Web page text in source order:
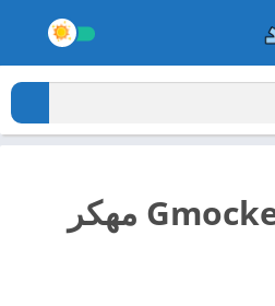
تحميل تطبيق Gmocker مهكر